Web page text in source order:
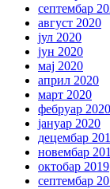
септембар
август 2020
јул 2020
јун 2020
мај 2020
април 2020
март 2020
фебруар 2020
јануар 2020
децембар
новембар
октобар 2019
септембар